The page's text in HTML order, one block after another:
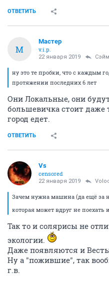
ОТВЕТИТЬ
М
Мастер
v.i.p.
22 января 2019
ну это те пробки, что с каждым
протяжении последних 6 лет
Они Локальные, они
большевичка стоит даже
город едет.
ОТВЕТИТЬ
Vs
censored
22 января 2019
Зачем нужна машина (да ещё за
которая может вдруг не поехать
Так то и солярисы не
экологии.
Даже появляются и
Ну а "пожившие", так
г.в.